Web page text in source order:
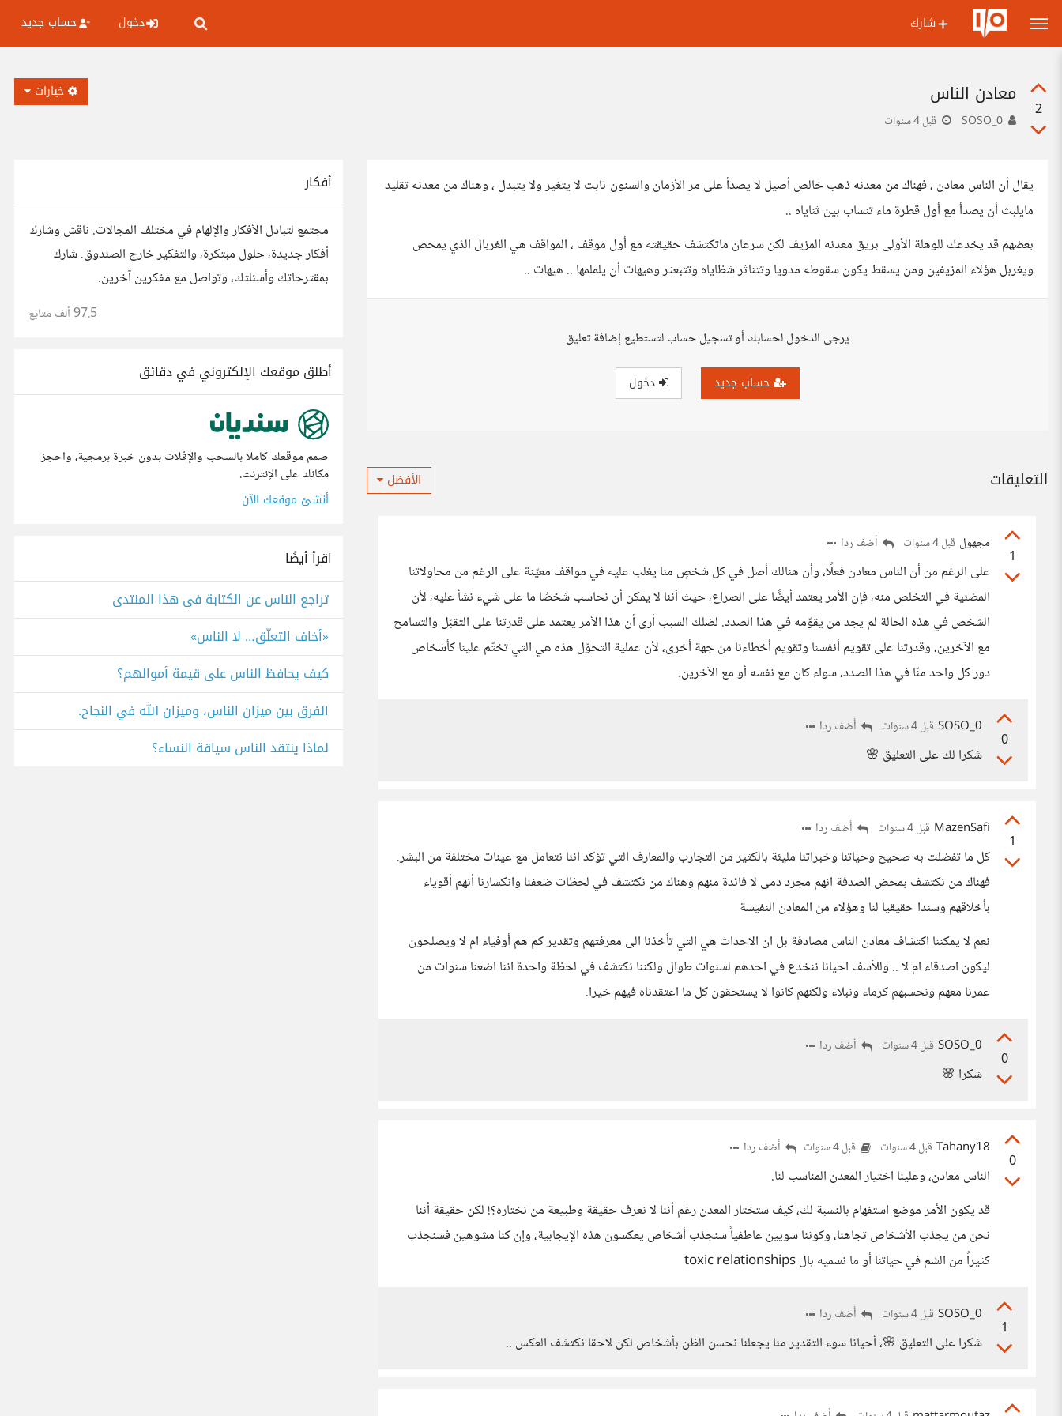
شارك دخول حساب جديد
2
معادن الناس
قبل 4 سنوات
خيارات
يقال أن الناس معادن ، فهناك من معدنه ذهب خالص أصيل لا يصدأ على مر الأزمان والسنون ثابت لا يتغير ولا يتبدل ، وهناك من معدنه تقليد
مايلبث أن يصدأ مع أول قطرة ماء تنساب بين ثناياه ..
بعضهم قد يخدعك للوهلة الأولى بريق معدنه المزيف لكن سرعان ماتكتشف حقيقته مع أول موقف ، المواقف هي الغربال الذي يمحص
ويغربل هؤلاء المزيفين ومن يسقط يكون سقوطه مدويا وتتناثر شظاياه وتتبعثر وهيهات أن يلملمها .. هيهات ..
يرجى الدخول لحسابك أو تسجيل حساب لتستطيع إضافة تعليق
حساب جديد دخول
التعليقات الأفضل
1
مجهول قبل 4 سنوات أضف ردا
على الرغم من أن الناس معادن فعلًا، وأن هنالك أصل في كل شخصٍ منا يغلب عليه في مواقف معيّنة على الرغم من محاولاتنا
المضنية في التخلص منه، فإن الأمر يعتمد أيضًا على الصراع، حيث أننا لا يمكن أن نحاسب شخصًا ما على شيء نشأ عليه، لأن
الشخص في هذه الحالة لم يجد من يقوّمه في هذا الصدد. لضلك السبب أرى أن هذا الأمر يعتمد على قدرتنا على التقبّل والتسامح
مع الآخرين، وقدرتنا على تقويم أنفسنا وتقويم أخطاءنا من جهة أخرى، لأن عملية التحوّل هذه هي التي تختّم علينا كأشخاص
دور كل واحد منّا في هذا الصدد، سواء كان مع نفسه أو مع الآخرين.
0
SOSO_0 قبل 4 سنوات أضف ردا
شكرا لك على التعليق 🌸
1
MazenSafi قبل 4 سنوات أضف ردا
كل ما تفضلت به صحيح وحياتنا وخبراتنا مليئة بالكثير من التجارب والمعارف التي تؤكد اننا نتعامل مع عينات مختلفة من البشر.
فهناك من نكتشف بمحض الصدفة انهم مجرد دمى لا فائدة منهم وهناك من نكتشف في لحظات ضعفنا وانكسارنا أنهم أقوياء
بأخلاقهم وسندا حقيقيا لنا وهؤلاء من المعادن النفيسة
نعم لا يمكننا اكتشاف معادن الناس مصادفة بل ان الاحداث هي التي تأخذنا الى معرفتهم وتقدير كم هم أوفياء ام لا ويصلحون
ليكون اصدقاء ام لا .. وللأسف احيانا ننخدع في احدهم لسنوات طوال ولكننا نكتشف في لحظة واحدة اننا اضعنا سنوات من
عمرنا معهم ونحسبهم كرماء ونبلاء ولكنهم كانوا لا يستحقون كل ما اعتقدناه فيهم خيرا.
0
SOSO_0 قبل 4 سنوات أضف ردا
شكرا 🌸
0
Tahany18 قبل 4 سنوات قبل 4 سنوات أضف ردا
الناس معادن، وعلينا اختيار المعدن المناسب لنا.
قد يكون الأمر موضع استفهام بالنسبة لك، كيف ستختار المعدن رغم أننا لا نعرف حقيقة وطبيعة من نختاره؟! لكن حقيقة أننا
نحن من يجذب الأشخاص تجاهنا، وكوننا سويين عاطفياً سنجذب أشخاص يعكسون هذه الإيجابية، وإن كنا مشوهين فسنجذب
كثيراً من السُم في حياتنا أو ما نسميه بال toxic relationships
1
SOSO_0 قبل 4 سنوات أضف ردا
شكرا على التعليق 🌸، أحيانا سوء التقدير منا يجعلنا نحسن الظن بأشخاص لكن لاحقا نكتشف العكس ..
أفكار
مجتمع لتبادل الأفكار والإلهام في مختلف المجالات. ناقش وشارك
أفكار جديدة، حلول مبتكرة، والتفكير خارج الصندوق. شارك
بمقترحاتك وأسئلتك، وتواصل مع مفكرين آخرين.
97.5 ألف متابع
أطلق موقعك الإلكتروني في دقائق
صمم موقعك كاملا بالسحب والإفلات بدون خبرة برمجية، واحجز
مكانك على الإنترنت.
أنشئ موقعك الآن
اقرأ أيضًا
تراجع الناس عن الكتابة في هذا المنتدى
«أخاف التعلّق… لا الناس»
كيف يحافظ الناس على قيمة أموالهم؟
الفرق بين ميزان الناس، وميزان الله في النجاح.
لماذا ينتقد الناس سياقة النساء؟